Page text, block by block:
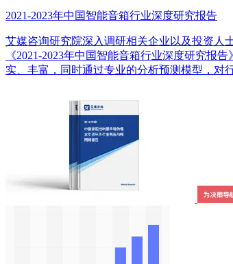
2021-2023年中国智能音箱行业深度研究报告
艾媒咨询研究院深入调研相关企业以及投资人
《2021-2023年中国智能音箱行业深度研究报
实、丰富，同时通过专业的分析预测模型，对